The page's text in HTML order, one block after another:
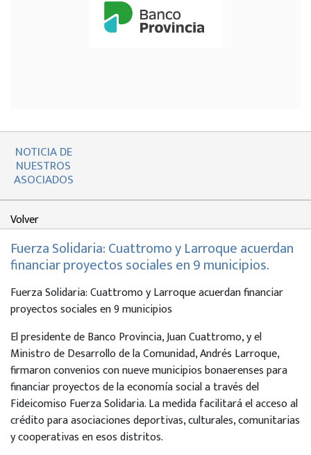
NOTICIA DE
NUESTROS
ASOCIADOS
Volver
Fuerza Solidaria: Cuattromo y Larroque acuerdan
financiar proyectos sociales en 9 municipios.
Fuerza Solidaria: Cuattromo y Larroque acuerdan financiar
proyectos sociales en 9 municipios
El presidente de Banco Provincia, Juan Cuattromo, y el
Ministro de Desarrollo de la Comunidad, Andrés Larroque,
firmaron convenios con nueve municipios bonaerenses para
financiar proyectos de la economía social a través del
Fideicomiso Fuerza Solidaria. La medida facilitará el acceso al
crédito para asociaciones deportivas, culturales, comunitarias
y cooperativas en esos distritos.